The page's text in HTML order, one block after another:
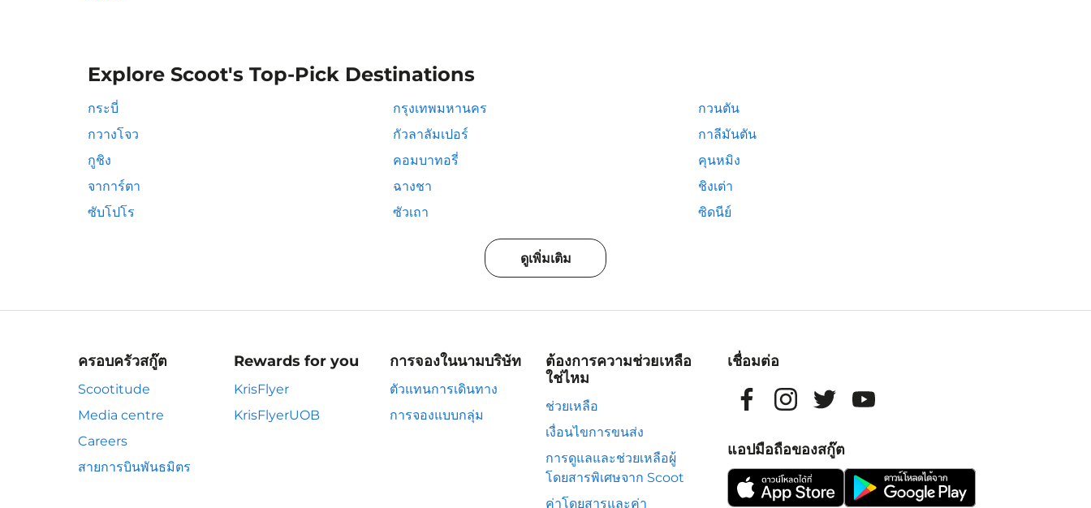
Explore Scoot's Top-Pick Destinations
กระบี่ กรุงเทพมหานคร
กวนตัน
กวางโจว
กัวลาลัมเปอร์
กาลีมันตัน
กูชิง
คอมบาทอรี่
คุนหมิง
จาการ์ตา
ฉางชา
ชิงเต่า
ซับโปโร
ซัวเถา ซิดนีย์
ดูเพิ่มเติม
ครอบครัวสกู๊ต
Scootitude
Media centre
Careers
สายการบินพันธมิตร
Rewards for you
KrisFlyer
KrisFlyerUOB
การจองในนามบริษัท
ตัวแทนการเดินทาง
การจองแบบกลุ่ม
ต้องการความช่วยเหลือ
ใช่ไหม
ช่วยเหลือ
เงื่อนไขการขนส่ง
การดูแลและช่วยเหลือผู้
โดยสารพิเศษจาก Scoot
ค่าโดยสารและค่า
เชื่อมต่อ
แอปมือถือของสกู๊ต